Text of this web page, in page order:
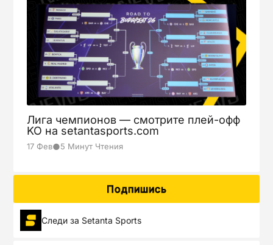
Лига чемпионов — смотрите плей-офф
KO на setantasports.com
17 Фев●5 Минут Чтения
Подпишись
Следи за Setanta Sports